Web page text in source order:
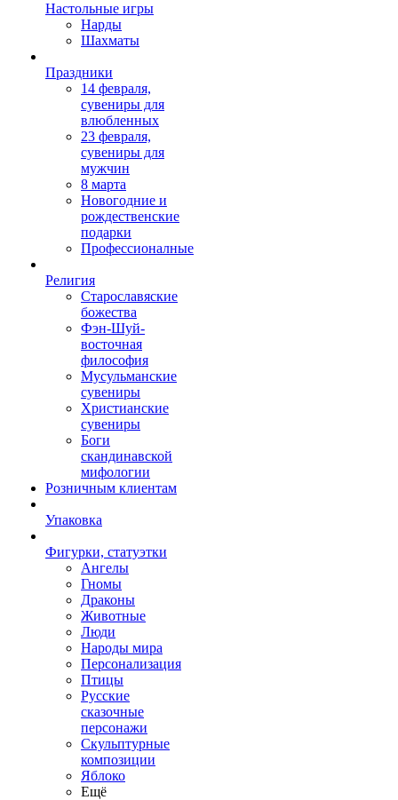
Настольные игры
Нарды
Шахматы
Праздники
14 февраля,
сувениры для
влюбленных
23 февраля,
сувениры для
мужчин
8 марта
Новогодние и
рождественские
подарки
Профессионалные
Религия
Старославяские
божества
Фэн-Шуй-
восточная
философия
Мусульманские
сувениры
Христианские
сувениры
Боги
скандинавской
мифологии
Розничным клиентам
Упаковка
Фигурки, статуэтки
Ангелы
Гномы
Драконы
Животные
Люди
Народы мира
Персонализация
Птицы
Русские
сказочные
персонажи
Скульптурные
композиции
Яблоко
Ещё